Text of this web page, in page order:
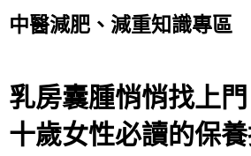
中醫減肥、減重知識專區
Skip
to
content
乳房囊腫悄悄找上
十歲女性必讀的保